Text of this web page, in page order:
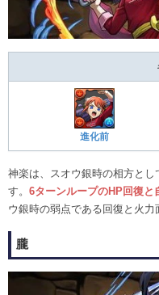
進化前
神楽は、スオウ銀時の相方と
す。 6ターンループのHP回復と
ウ銀時の弱点である回復と火力
朧